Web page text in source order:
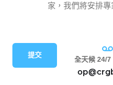
家，我們將安排專
提交 全天候 24/7